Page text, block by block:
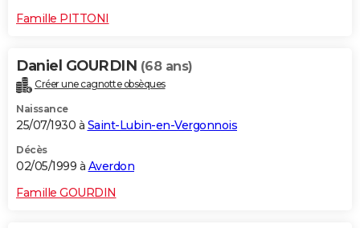
Famille PITTONI
Daniel GOURDIN (68 ans)
Créer une cagnotte obsèques
Naissance
25/07/1930 à Saint-Lubin-en-Vergonnois
Décès
02/05/1999 à Averdon
Famille GOURDIN